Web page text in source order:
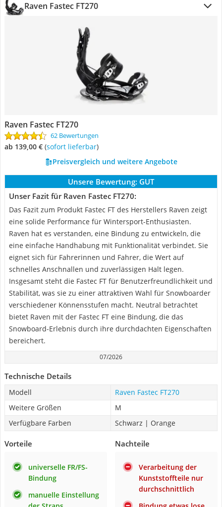
Raven Fastec FT270
Raven Fastec FT270
62 Bewertungen
ab 139,00 € ( Sofort lieferbar)
Preisvergleich und weitere Angebote
Unsere Bewertung: GUT
Unser Fazit für Raven Fastec FT270:
Das Fazit zum Produkt Fastec FT des Herstellers Raven zeigt
eine solide Performance für Wintersport-Enthusiasten.
Raven hat es verstanden, eine Bindung zu entwickeln, die
eine einfache Handhabung mit Funktionalität verbindet. Sie
eignet sich für Fahrerinnen und Fahrer, die Wert auf
schnelles Anschnallen und zuverlässigen Halt legen.
Insgesamt steht die Fastec FT für Benutzerfreundlichkeit und
Stabilität, was sie zu einer attraktiven Wahl für Snowboarder
verschiedener Könnensstufen macht. Neutral betrachtet
bietet Raven mit der Fastec FT eine Bindung, die das
Snowboard-Erlebnis durch ihre durchdachten Eigenschaften
bereichert.
07/2026
Technische Details
Modell
Raven Fastec FT270
Weitere Größen
M
Verfügbare Farben
Schwarz | Orange
Vorteile
universelle FR/FS-
Bindung
manuelle Einstellung
Nachteile
Verarbeitung der
Kunststoffteile nur
durchschnittlich